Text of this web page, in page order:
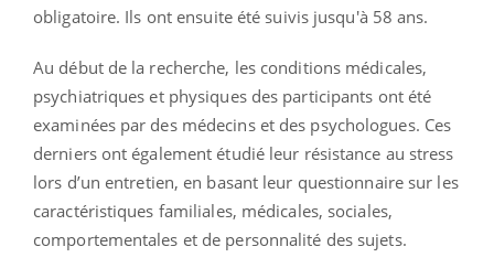
obligatoire. Ils ont ensuite été suivis jusqu'à 58 ans.
Au début de la recherche, les conditions médicales,
psychiatriques et physiques des participants ont été
examinées par des médecins et des psychologues. Ces
derniers ont également étudié leur résistance au stress
lors d’un entretien, en basant leur questionnaire sur les
caractéristiques familiales, médicales, sociales,
comportementales et de personnalité des sujets.